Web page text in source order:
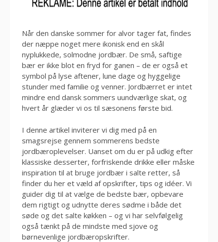
Når den danske sommer for alvor tager fat, findes
der næppe noget mere ikonisk end en skål
nyplukkede, solmodne jordbær. De små, saftige
bær er ikke blot en fryd for ganen – de er også et
symbol på lyse aftener, lune dage og hyggelige
stunder med familie og venner. Jordbærret er intet
mindre end dansk sommers uundværlige skat, og
hvert år glæder vi os til sæsonens første bid.
I denne artikel inviterer vi dig med på en
smagsrejse gennem sommerens bedste
jordbæroplevelser. Uanset om du er på udkig efter
klassiske desserter, forfriskende drikke eller måske
inspiration til at bruge jordbær i salte retter, så
finder du her et væld af opskrifter, tips og idéer. Vi
guider dig til at vælge de bedste bær, opbevare
dem rigtigt og udnytte deres sødme i både det
søde og det salte køkken – og vi har selvfølgelig
også tænkt på de mindste med sjove og
børnevenlige jordbæropskrifter.